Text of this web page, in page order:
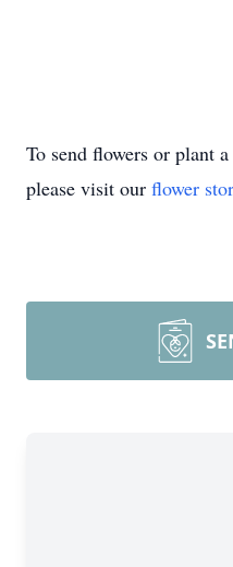
To send flowers or plant a
please visit our flower